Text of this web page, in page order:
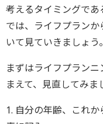
考えるタイミングで
では、ライフプラン
いて見ていきましょう。
まずはライフプラン
まえて、見直してみま
1. 自分の年齢、これ